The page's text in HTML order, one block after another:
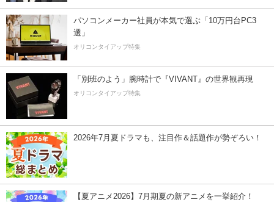
パソコンメーカー社員が本気で選ぶ「10万円台PC3
選」
オリコンタイアップ特集
「別班のよう」腕時計で『VIVANT』の世界観再現
オリコンタイアップ特集
2026年7月夏ドラマも、注目作＆話題作が勢ぞろい！
【夏アニメ2026】7月期夏の新アニメを一挙紹介！